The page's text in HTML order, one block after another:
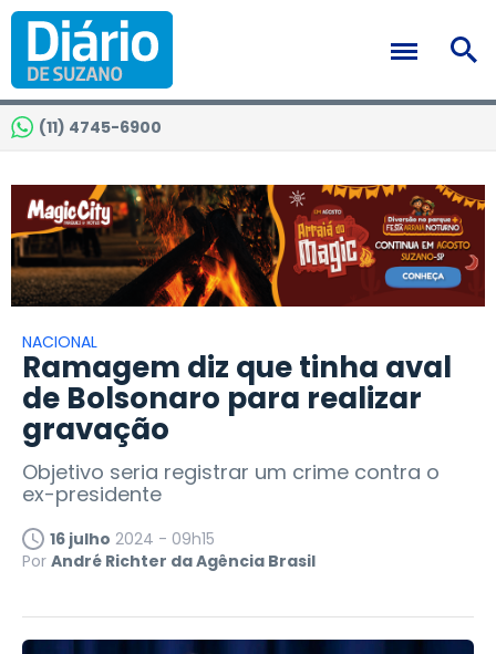
(11) 4745-6900
NACIONAL
Ramagem diz que tinha aval
de Bolsonaro para realizar
gravação
Objetivo seria registrar um crime contra o
ex-presidente
16 julho 2024 - 09h15
Por André Richter da Agência Brasil